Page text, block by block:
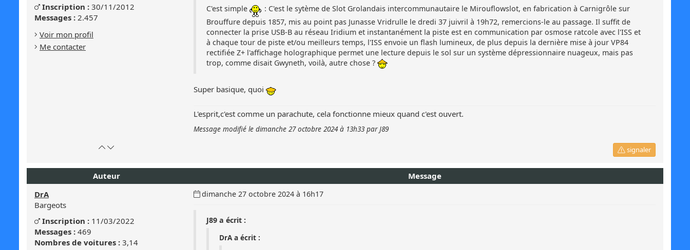
Genre
:
Masculin
Inscription : 30/11/2012
Messages : 2.457
Voir mon profil
Me contacter
C'est simple
: C'est le sytème de Slot Grolandais intercommunautaire le Mirouflowslot, en fabrication à Carnigrôle sur
Brouffure depuis 1857, mis au point pas Junasse Vridrulle le dredi 37 juivril à 19h72, remercions-le au passage. Il suffit de
connecter la prise USB-B au réseau Iridium et instantanément la piste est en communication par osmose ratcole avec l'ISS et
à chaque tour de piste et/ou meilleurs temps, l'ISS envoie un flash lumineux, de plus depuis la dernière mise à jour VP84
rectifiée Z+ l'affichage holographique permet une lecture depuis le sol sur un système dépressionnaire nuageux, mais pas
trop, comme disait Gwyneth, voilà, autre chose ?
Super basique, quoi
L'esprit,c'est comme un parachute, cela fonctionne mieux quand c'est ouvert.
Message modifié le dimanche 27 octobre 2024 à 13h33 par J89
signaler
Retour
haut
de
Atteindre
bas
de
Auteur
Message
DrA
Bargeots
Genre
:
Masculin
Masculin
Inscription : 11/03/2022
Messages : 469
Nombres de voitures : 3,14
Date
dimanche 27 octobre 2024 à 16h17
J89 a écrit :
DrA a écrit :